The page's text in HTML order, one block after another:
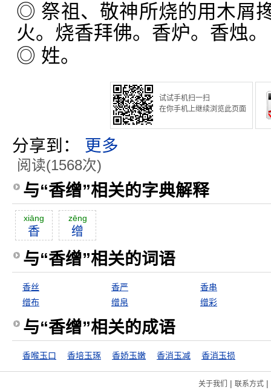
◎ 祭祖、敬神所烧的用木屑
火。烧香拜佛。香炉。香烛。
◎ 姓。
试试手机扫一扫
在你手机上继续浏览此页面
分享到： 更多
阅读(1568次)
与“香缯”相关的字典解释
xiāng
香
zēng
缯
与“香缯”相关的词语
香丝 香严
香串
缯布
缯帛 缯彩
与“香缯”相关的成语
香喉玉口 香培玉琢 香娇玉嫩 香消玉减 香消玉损
关于我们 | 联系方式|